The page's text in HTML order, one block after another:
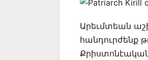
Արեւմտեան
հանդուրժենք